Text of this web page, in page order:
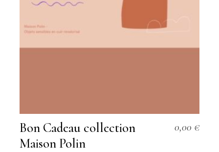
Bon Cadeau collection
Maison Polin
0,00 €